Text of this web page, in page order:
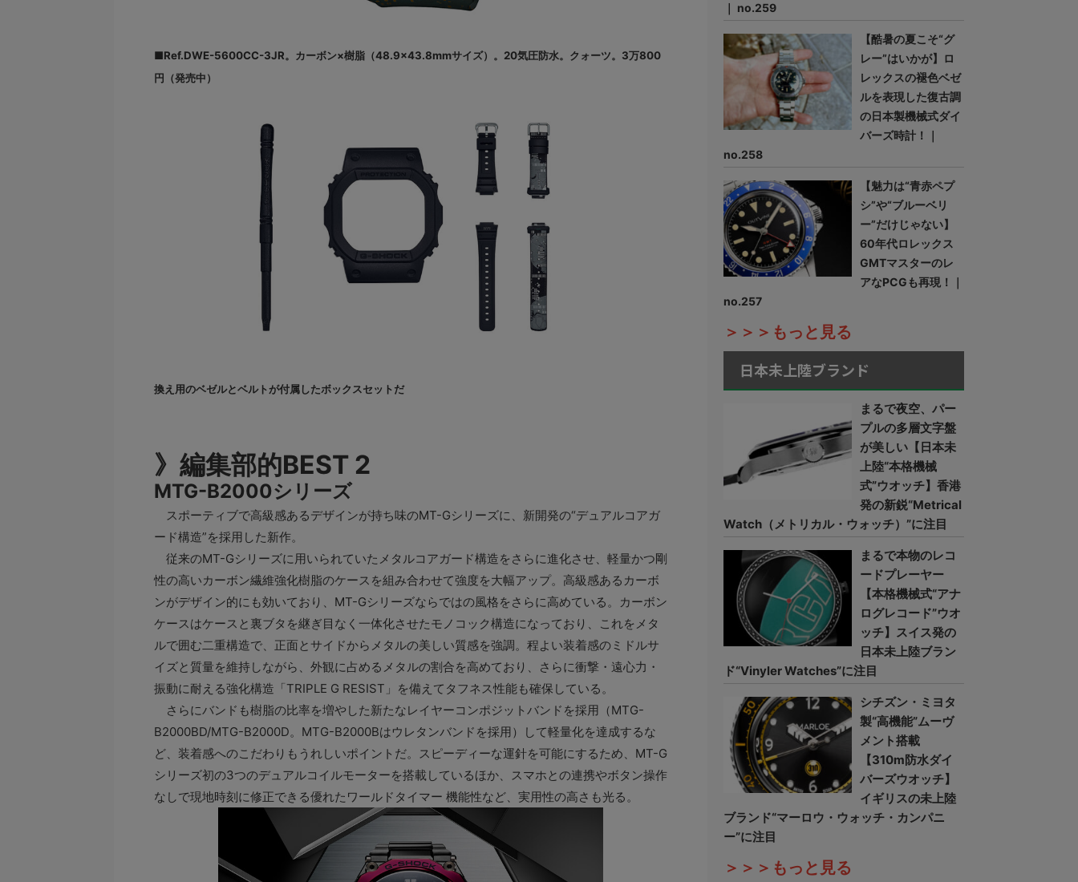
■Ref.DWE-5600CC-3JR。カーボン×樹脂（48.9×43.8mmサイズ）。20気圧防水。クォーツ。3万800
円（発売中）
換え用のベゼルとベルトが付属したボックスセットだ
》編集部的BEST 2
MTG-B2000シリーズ
スポーティブで高級感あるデザインが持ち味のMT-Gシリーズに、新開発の“デュアルコアガ
ード構造”を採用した新作。
従来のMT-Gシリーズに用いられていたメタルコアガード構造をさらに進化させ、軽量かつ剛
性の高いカーボン繊維強化樹脂のケースを組み合わせて強度を大幅アップ。高級感あるカーボ
ンがデザイン的にも効いており、MT-Gシリーズならではの風格をさらに高めている。カーボン
ケースはケースと裏ブタを継ぎ目なく一体化させたモノコック構造になっており、これをメタ
ルで囲む二重構造で、正面とサイドからメタルの美しい質感を強調。程よい装着感のミドルサ
イズと質量を維持しながら、外観に占めるメタルの割合を高めており、さらに衝撃・遠心力・
振動に耐える強化構造「TRIPLE G RESIST」を備えてタフネス性能も確保している。
さらにバンドも樹脂の比率を増やした新たなレイヤーコンポジットバンドを採用（MTG-
B2000BD/MTG-B2000D。MTG-B2000Bはウレタンバンドを採用）して軽量化を達成するな
ど、装着感へのこだわりもうれしいポイントだ。スピーディーな運針を可能にするため、MT-G
シリーズ初の3つのデュアルコイルモーターを搭載しているほか、スマホとの連携やボタン操作
なしで現地時刻に修正できる優れたワールドタイマー 機能性など、実用性の高さも光る。
｜ no.259
【酷暑の夏こそ“グ
レー”はいかが】ロ
レックスの褪色ベゼ
ルを表現した復古調
の日本製機械式ダイ
バーズ時計！｜
no.258
【魅力は“青赤ペプ
シ”や“ブルーベリ
ー”だけじゃない】
60年代ロレックス
GMTマスターのレ
アなPCGも再現！｜
no.257
＞＞＞もっと見る
日本未上陸ブランド
まるで夜空、パー
プルの多層文字盤
が美しい【日本未
上陸“本格機械
式”ウオッチ】香港
発の新鋭“Metrical
Watch（メトリカル・ウォッチ）”に注目
まるで本物のレコ
ードプレーヤー
【本格機械式“アナ
ログレコード”ウオ
ッチ】スイス発の
日本未上陸ブラン
ド“Vinyler Watches”に注目
シチズン・ミヨタ
製“高機能”ムーヴ
メント搭載
【310m防水ダイ
バーズウオッチ】
イギリスの未上陸
ブランド“マーロウ・ウォッチ・カンパニ
ー”に注目
＞＞＞もっと見る